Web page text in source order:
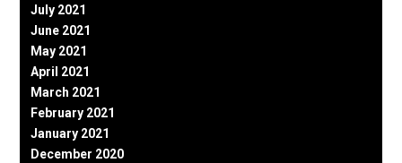
July 2021
June 2021
May 2021
April 2021
March 2021
February 2021
January 2021
December 2020